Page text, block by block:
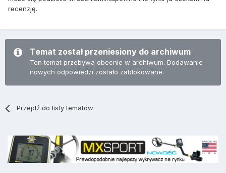
recenzję.
Temat został przeniesiony do archiwum
Ten temat przebywa obecnie w archiwum. Dodawanie
nowych odpowiedzi zostało zablokowane.
Przejdź do listy tematów